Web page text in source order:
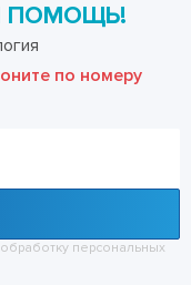
ПОМОЩЬ!
по номеру
персональных